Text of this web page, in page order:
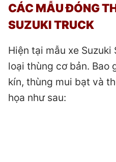
CÁC MẪU ĐÓNG
SUZUKI TRUCK
Hiện tại mẫu xe
loại thùng cơ bản. Bao
kín, thùng mui bạt và
họa như sau: